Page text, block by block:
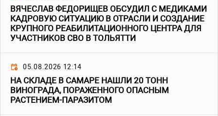
ВЯЧЕСЛАВ ФЕДОРИЩЕВ ОБСУДИЛ С МЕДИКАМИ
КАДРОВУЮ СИТУАЦИЮ В ОТРАСЛИ И СОЗДАНИЕ
КРУПНОГО РЕАБИЛИТАЦИОННОГО ЦЕНТРА ДЛЯ
УЧАСТНИКОВ СВО В ТОЛЬЯТТИ
05.08.2026 12:14
НА СКЛАДЕ В САМАРЕ НАШЛИ 20 ТОНН
ВИНОГРАДА, ПОРАЖЕННОГО ОПАСНЫМ
РАСТЕНИЕМ-ПАРАЗИТОМ